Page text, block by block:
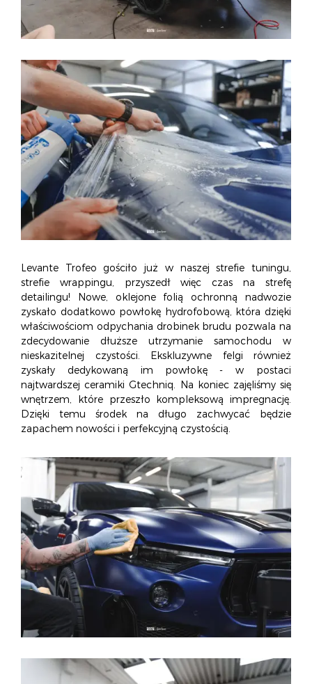
Levante Trofeo gościło już w naszej strefie tuningu,
strefie wrappingu, przyszedł więc czas na strefę
detailingu! Nowe, oklejone folią ochronną nadwozie
zyskało dodatkowo powłokę hydrofobową, która dzięki
właściwościom odpychania drobinek brudu pozwala na
zdecydowanie dłuższe utrzymanie samochodu w
nieskazitelnej czystości. Ekskluzywne felgi również
zyskały dedykowaną im powłokę - w postaci
najtwardszej ceramiki Gtechniq. Na koniec zajęliśmy się
wnętrzem, które przeszło kompleksową impregnację.
Dzięki temu środek na długo zachwycać będzie
zapachem nowości i perfekcyjną czystością.